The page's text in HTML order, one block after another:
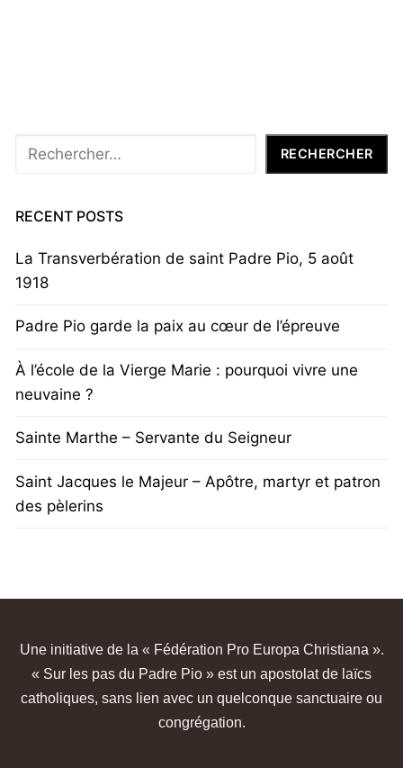
Rechercher RECHERCHER
RECENT POSTS
La Transverbération de saint Padre Pio, 5 août
1918
Padre Pio garde la paix au cœur de l’épreuve
À l’école de la Vierge Marie : pourquoi vivre une
neuvaine ?
Sainte Marthe – Servante du Seigneur
Saint Jacques le Majeur – Apôtre, martyr et patron
des pèlerins
Une initiative de la « Fédération Pro Europa Christiana ».
« Sur les pas du Padre Pio » est un apostolat de laïcs
catholiques, sans lien avec un quelconque sanctuaire ou
congrégation.